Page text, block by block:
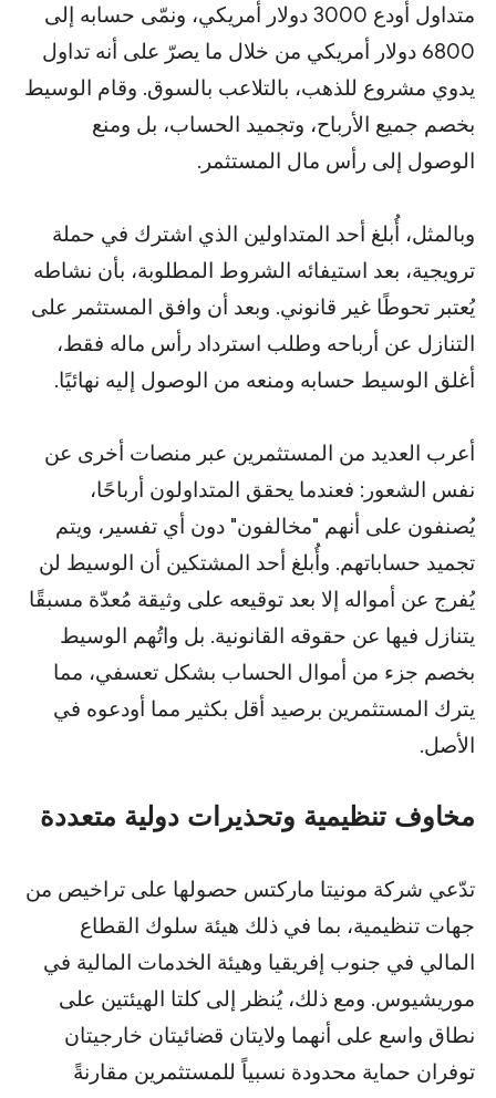
متداول أودع 3000 دولار أمريكي، ونمّى حسابه إلى
6800 دولار أمريكي من خلال ما يصرّ على أنه تداول
يدوي مشروع للذهب، بالتلاعب بالسوق. وقام الوسيط
بخصم جميع الأرباح، وتجميد الحساب، بل ومنع
الوصول إلى رأس مال المستثمر.
وبالمثل، أُبلغ أحد المتداولين الذي اشترك في حملة
ترويجية، بعد استيفائه الشروط المطلوبة، بأن نشاطه
يُعتبر تحوطًا غير قانوني. وبعد أن وافق المستثمر على
التنازل عن أرباحه وطلب استرداد رأس ماله فقط،
أغلق الوسيط حسابه ومنعه من الوصول إليه نهائيًا.
أعرب العديد من المستثمرين عبر منصات أخرى عن
نفس الشعور: فعندما يحقق المتداولون أرباحًا،
يُصنفون على أنهم "مخالفون" دون أي تفسير، ويتم
تجميد حساباتهم. وأُبلغ أحد المشتكين أن الوسيط لن
يُفرج عن أمواله إلا بعد توقيعه على وثيقة مُعدّة مسبقًا
يتنازل فيها عن حقوقه القانونية. بل واتُهم الوسيط
بخصم جزء من أموال الحساب بشكل تعسفي، مما
يترك المستثمرين برصيد أقل بكثير مما أودعوه في
الأصل.
مخاوف تنظيمية وتحذيرات دولية متعددة
تدّعي شركة مونيتا ماركتس حصولها على تراخيص من
جهات تنظيمية، بما في ذلك هيئة سلوك القطاع
المالي في جنوب إفريقيا وهيئة الخدمات المالية في
موريشيوس. ومع ذلك، يُنظر إلى كلتا الهيئتين على
نطاق واسع على أنهما ولايتان قضائيتان خارجيتان
توفران حماية محدودة نسبياً للمستثمرين مقارنةً